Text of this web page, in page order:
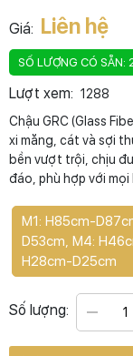
Giá: Liên hệ
SỐ LƯỢNG CÓ SẴN:
Lượt xem: 1288
Chậu GRC (Glass
xi măng, cát và sợi
bền vượt trội, chịu
đáo, phù hợp với mọi
M1: H85cm-
D53cm, M4:
H28cm-D25cm
Số lượng: